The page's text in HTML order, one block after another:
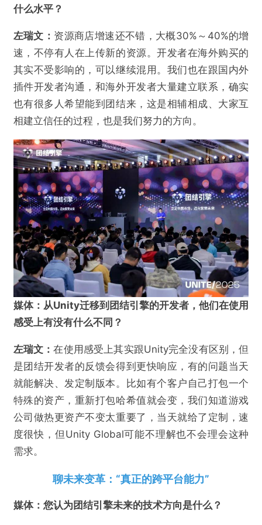
什么水平？
左瑞文： 资源商店增速还不错，大概30%～40%的增
速，不停有人在上传新的资源。开发者在海外购买的
其实不受影响的，可以继续混用。我们也在跟国内外
插件开发者沟通，和海外开发者大量建立联系，确实
也有很多人希望能到团结来，这是相辅相成、大家互
相建立信任的过程，也是我们努力的方向。
媒体： 从Unity迁移到团结引擎的开发者，他们在使用
感受上有没有什么不同 ？
左瑞文：在使用感受上其实跟Unity完全没有区别，但
是团结开发者的反馈会得到更快响应，有的问题当天
就能解决、发定制版本。比如有个客户自己打包一个
特殊的资产，重新打包哈希值就会变，我们知道游戏
公司做热更资产不变太重要了，当天就给了定制，速
度很快，但Unity Global可能不理解也不会理会这种
需求。
聊未来变革：“真正的跨平台能力”
媒体：您认为团结引擎未来的技术方向是什么？